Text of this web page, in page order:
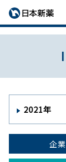
2021年
企業